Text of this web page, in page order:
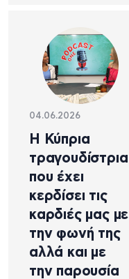
04.06.2026
Η Κύπρια
τραγουδίστρια
που έχει
κερδίσει τις
καρδιές μας με
την φωνή της
αλλά και με
την παρουσία